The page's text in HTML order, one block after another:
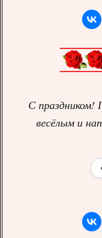
С праздником!
весёлым и